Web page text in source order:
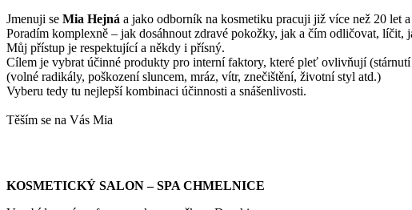
Jmenuji se Mia Hejná a jako odborník na kosmetiku pracuji již více než 20 let
Poradím komplexně – jak dosáhnout zdravé pokožky, jak a čím odličovat,
Můj přístup je respektující a někdy i přísný.
Cílem je vybrat účinné produkty pro interní faktory, které pleť ovlivňují
(volné radikály, poškození sluncem, mráz, vítr, znečištění, životní styl atd.)
Vyberu tedy tu nejlepší kombinaci účinnosti a snášenlivosti.
Těším se na Vás Mia
KOSMETICKÝ SALON – SPA CHMELNICE